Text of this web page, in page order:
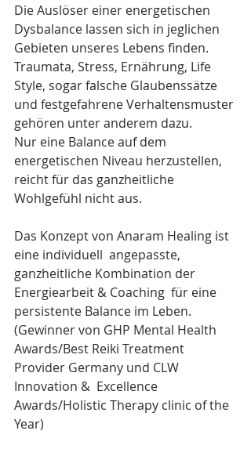
Die Auslöser einer energetischen
Dysbalance lassen sich in jeglichen
Gebieten unseres Lebens finden.
Traumata, Stress, Ernährung, Life
Style, sogar falsche Glaubenssätze
und festgefahrene Verhaltensmuster
gehören unter anderem dazu.
Nur eine Balance auf dem
energetischen Niveau herzustellen,
reicht für das ganzheitliche
Wohlgefühl nicht aus.
Das Konzept von Anaram Healing ist
eine individuell  angepasste,
ganzheitliche Kombination der
Energiearbeit & Coaching  für eine
persistente Balance im Leben.
(Gewinner von GHP Mental Health
Awards/Best Reiki Treatment
Provider Germany und CLW
Innovation &  Excellence
Awards/Holistic Therapy clinic of the
Year)